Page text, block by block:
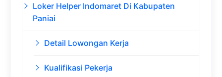
Loker Helper Indomaret Di Kabupaten
Paniai
Detail Lowongan Kerja
Kualifikasi Pekerja